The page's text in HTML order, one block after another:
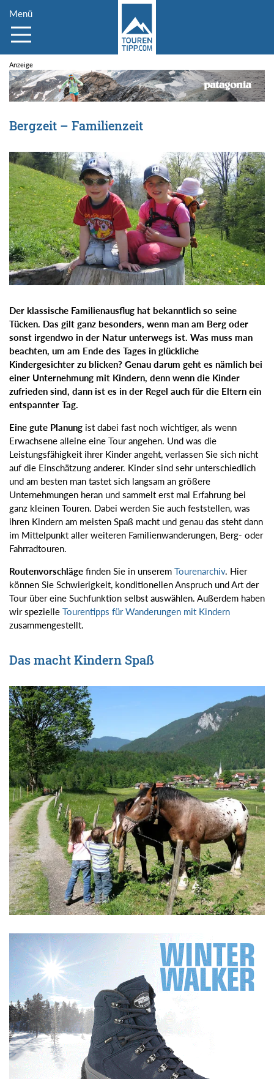
Menü
Bergzeit – Familienzeit
Der klassische Familienausflug hat bekanntlich so seine
Tücken. Das gilt ganz besonders, wenn man am Berg oder
sonst irgendwo in der Natur unterwegs ist. Was muss man
beachten, um am Ende des Tages in glückliche
Kindergesichter zu blicken? Genau darum geht es nämlich bei
einer Unternehmung mit Kindern, denn wenn die Kinder
zufrieden sind, dann ist es in der Regel auch für die Eltern ein
entspannter Tag.
Eine gute Planung ist dabei fast noch wichtiger, als wenn
Erwachsene alleine eine Tour angehen. Und was die
Leistungsfähigkeit ihrer Kinder angeht, verlassen Sie sich nicht
auf die Einschätzung anderer. Kinder sind sehr unterschiedlich
und am besten man tastet sich langsam an größere
Unternehmungen heran und sammelt erst mal Erfahrung bei
ganz kleinen Touren. Dabei werden Sie auch feststellen, was
ihren Kindern am meisten Spaß macht und genau das steht dann
im Mittelpunkt aller weiteren Familienwanderungen, Berg- oder
Fahrradtouren.
Routenvorschläge finden Sie in unserem Tourenarchiv. Hier
können Sie Schwierigkeit, konditionellen Anspruch und Art der
Tour über eine Suchfunktion selbst auswählen. Außerdem haben
wir spezielle Tourentipps für Wanderungen mit Kindern
zusammengestellt.
Das macht Kindern Spaß